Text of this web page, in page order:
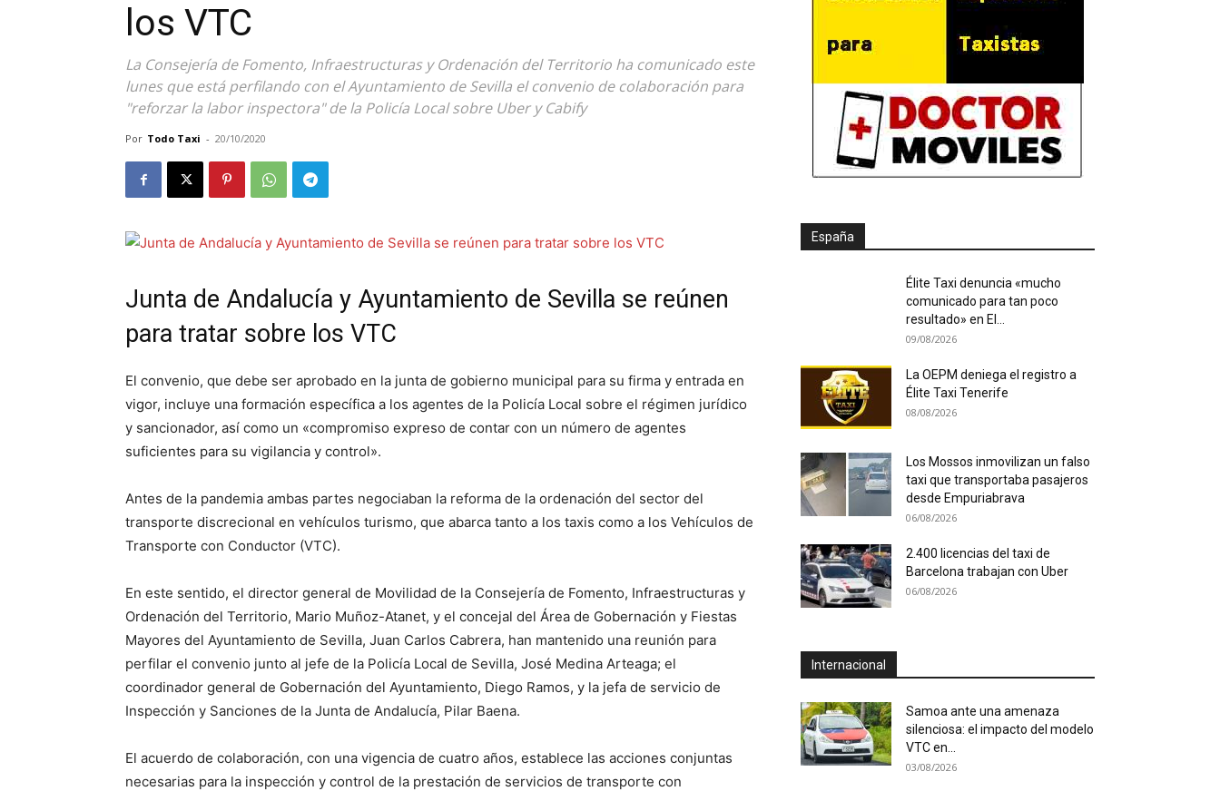
los VTC
La Consejería de Fomento, Infraestructuras y Ordenación del Territorio ha comunicado este
lunes que está perfilando con el Ayuntamiento de Sevilla el convenio de colaboración para
"reforzar la labor inspectora" de la Policía Local sobre Uber y Cabify
Por Todo Taxi - 20/10/2020
Junta de Andalucía y Ayuntamiento de Sevilla se reúnen
para tratar sobre los VTC
El convenio, que debe ser aprobado en la junta de gobierno municipal para su firma y entrada en
vigor, incluye una formación específica a los agentes de la Policía Local sobre el régimen jurídico
y sancionador, así como un «compromiso expreso de contar con un número de agentes
suficientes para su vigilancia y control».
Antes de la pandemia ambas partes negociaban la reforma de la ordenación del sector del
transporte discrecional en vehículos turismo, que abarca tanto a los taxis como a los Vehículos de
Transporte con Conductor (VTC).
En este sentido, el director general de Movilidad de la Consejería de Fomento, Infraestructuras y
Ordenación del Territorio, Mario Muñoz-Atanet, y el concejal del Área de Gobernación y Fiestas
Mayores del Ayuntamiento de Sevilla, Juan Carlos Cabrera, han mantenido una reunión para
perfilar el convenio junto al jefe de la Policía Local de Sevilla, José Medina Arteaga; el
coordinador general de Gobernación del Ayuntamiento, Diego Ramos, y la jefa de servicio de
Inspección y Sanciones de la Junta de Andalucía, Pilar Baena.
El acuerdo de colaboración, con una vigencia de cuatro años, establece las acciones conjuntas
necesarias para la inspección y control de la prestación de servicios de transporte con
España
Élite Taxi denuncia «mucho
comunicado para tan poco
resultado» en El...
09/08/2026
La OEPM deniega el registro a
Élite Taxi Tenerife
08/08/2026
Los Mossos inmovilizan un falso
taxi que transportaba pasajeros
desde Empuriabrava
06/08/2026
2.400 licencias del taxi de
Barcelona trabajan con Uber
06/08/2026
Internacional
Samoa ante una amenaza
silenciosa: el impacto del modelo
VTC en...
03/08/2026